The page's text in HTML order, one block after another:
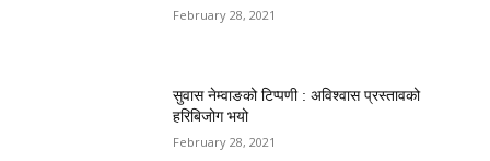
February 28, 2021
सुवास नेम्वाङको टिप्पणी : अविश्वास प्रस्तावको
हरिबिजोग भयो
February 28, 2021